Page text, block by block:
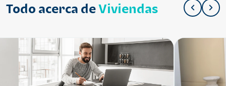
Todo acerca deViviendas